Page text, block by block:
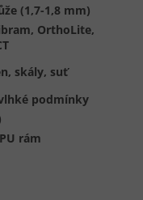
(1,7-1,8 mm)
OrthoLite,
skály, suť
podmínky
rám